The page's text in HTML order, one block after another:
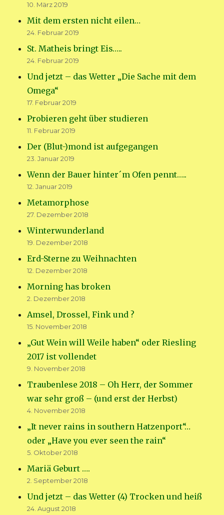
10. März 2019
Mit dem ersten nicht eilen…
24. Februar 2019
St. Matheis bringt Eis…..
24. Februar 2019
Und jetzt – das Wetter „Die Sache mit dem
Omega“
17. Februar 2019
Probieren geht über studieren
11. Februar 2019
Der (Blut-)mond ist aufgegangen
23. Januar 2019
Wenn der Bauer hinter´m Ofen pennt…..
12. Januar 2019
Metamorphose
27. Dezember 2018
Winterwunderland
19. Dezember 2018
Erd-Sterne zu Weihnachten
12. Dezember 2018
Morning has broken
2. Dezember 2018
Amsel, Drossel, Fink und ?
15. November 2018
„Gut Wein will Weile haben“ oder Riesling
2017 ist vollendet
9. November 2018
Traubenlese 2018 – Oh Herr, der Sommer
war sehr groß – (und erst der Herbst)
4. November 2018
„It never rains in southern Hatzenport“…
oder „Have you ever seen the rain“
5. Oktober 2018
Mariä Geburt ….
2. September 2018
Und jetzt – das Wetter (4) Trocken und heiß
24. August 2018